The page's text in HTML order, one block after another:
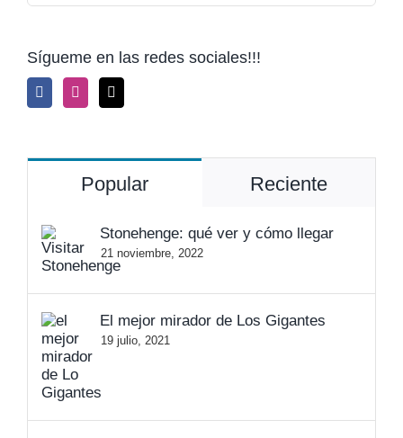
Sígueme en las redes sociales!!!
Popular Reciente
Stonehenge: qué ver y cómo llegar
21 noviembre, 2022
El mejor mirador de Los Gigantes
19 julio, 2021